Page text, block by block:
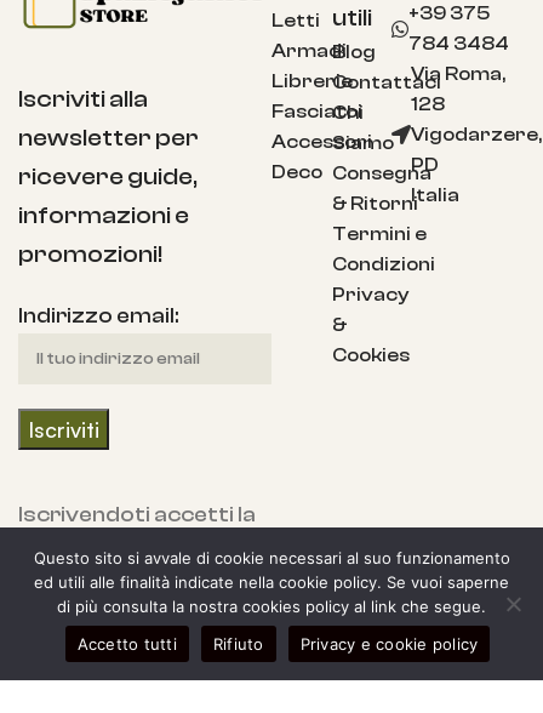
Iscriviti alla
newsletter per
ricevere guide,
informazioni e
promozioni!
Indirizzo email:
Iscrivendoti accetti la
nostra Informativa
sulla privacy e fornisci
il consenso a ricevere
aggiornamenti dalla
nostra azienda.
Letti
Armadi
Librerie
Fasciatoi
Accessori
Deco
utili
Blog
Contattaci
Chi
Siamo
Consegna
& Ritorni
Termini e
Condizioni
Privacy
&
Cookies
+39 375
784 3484
Via Roma,
128
Vigodarzere,
PD
Italia
laterale
Il mio account
0
Carrello
Questo sito si avvale di cookie necessari al suo funzionamento
ed utili alle finalità indicate nella cookie policy. Se vuoi saperne
di più consulta la nostra cookies policy al link che segue.
Accetto tutti
Rifiuto Privacy e cookie policy